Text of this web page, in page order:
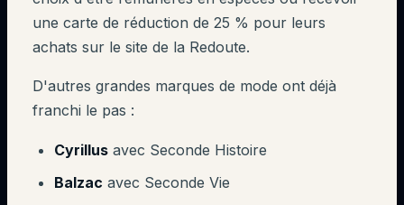
une carte de réduction de 25 % pour leurs
achats sur le site de la Redoute.
D'autres grandes marques de mode ont déjà
franchi le pas :
Cyrillus avec Seconde Histoire
Balzac avec Seconde Vie